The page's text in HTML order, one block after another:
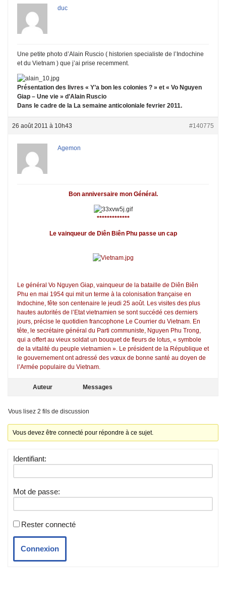
duc
Une petite photo d’Alain Ruscio ( historien specialiste de l’Indochine
et du Vietnam ) que j’ai prise recemment.
Présentation des livres « Y’a bon les colonies ? » et « Vo Nguyen
Giap – Une vie » d’Alain Ruscio
Dans le cadre de la La semaine anticoloniale fevrier 2011.
26 août 2011 à 10h43 #140775
Agemon
Bon anniversaire mon Général.
*************
Le vainqueur de Diên Biên Phu passe un cap
Le général Vo Nguyen Giap, vainqueur de la bataille de Diên Biên
Phu en mai 1954 qui mit un terme à la colonisation française en
Indochine, fête son centenaire le jeudi 25 août. Les visites des plus
hautes autorités de l’Etat vietnamien se sont succédé ces derniers
jours, précise le quotidien francophone Le Courrier du Vietnam. En
tête, le secrétaire général du Parti communiste, Nguyen Phu Trong,
qui a offert au vieux soldat un bouquet de fleurs de lotus, « symbole
de la vitalité du peuple vietnamien ». Le président de la République et
le gouvernement ont adressé des vœux de bonne santé au doyen de
l’Armée populaire du Vietnam.
Auteur Messages
Vous lisez 2 fils de discussion
Vous devez être connecté pour répondre à ce sujet.
Identifiant:
Mot de passe:
Rester connecté
Connexion